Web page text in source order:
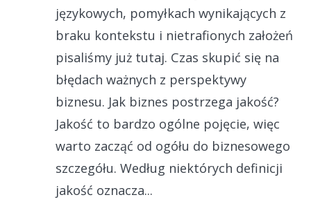
językowych, pomyłkach wynikających z
braku kontekstu i nietrafionych założeń
pisaliśmy już tutaj. Czas skupić się na
błędach ważnych z perspektywy
biznesu. Jak biznes postrzega jakość?
Jakość to bardzo ogólne pojęcie, więc
warto zacząć od ogółu do biznesowego
szczegółu. Według niektórych definicji
jakość oznacza...